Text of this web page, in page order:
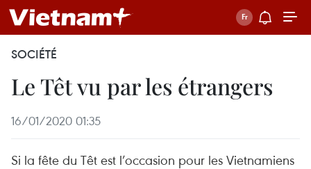
SOCIÉTÉ
Le Têt vu par les étrangers
16/01/2020 01:35
Si la fête du Têt est l’occasion pour les Vietnamiens